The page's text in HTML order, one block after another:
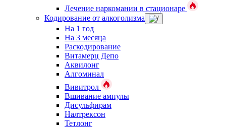
Лечение наркомании в стационаре
Кодирование от алкоголизма
На 1 год
На 3 месяца
Раскодирование
Витамерц Депо
Аквилонг
Алгоминал
Вивитрол
Вшивание ампулы
Дисульфирам
Налтрексон
Тетлонг